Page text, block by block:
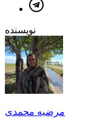
نویسنده
مرضیه محمدی